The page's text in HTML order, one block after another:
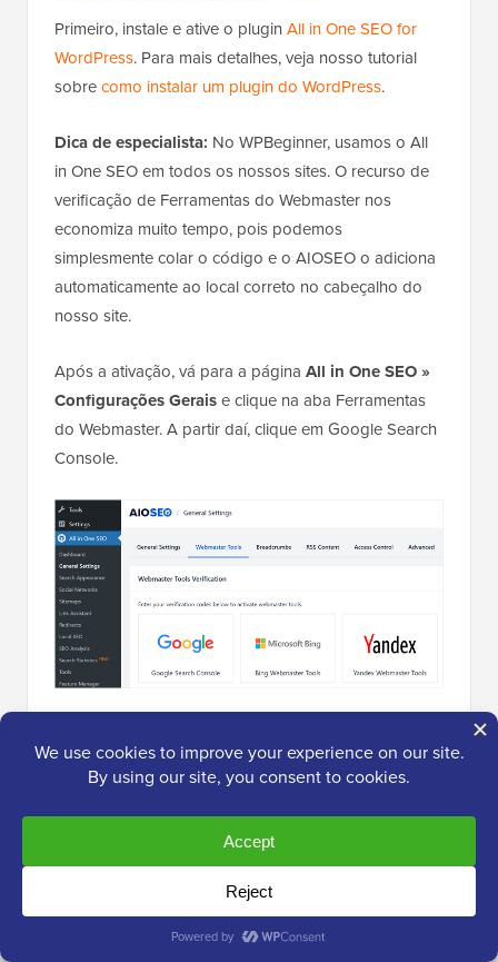
Primeiro, instale e ative o plugin All in One SEO for
WordPress. Para mais detalhes, veja nosso tutorial
sobrecomo instalar um plugin do WordPress.
Dica de especialista: No WPBeginner, usamos o All
in One SEO em todos os nossos sites. O recurso de
verificação de Ferramentas do Webmaster nos
economiza muito tempo, pois podemos
simplesmente colar o código e o AIOSEO o adiciona
automaticamente ao local correto no cabeçalho do
nosso site.
Após a ativação, vá para a página All in One SEO »
Configurações Geraise clique na aba Ferramentas
do Webmaster. A partir daí, clique em Google Search
Console.
que copiou anteriormente do site do Google Search
Console. Não se esqueça de clicar no botão 'Salvar
Alterações' para armazenar suas configurações.
Em seguida, volte para a aba Google Search Console
e clique no botão ‘Verificar’. Assim que seu site for
verificado, o Google começará a exibir seus